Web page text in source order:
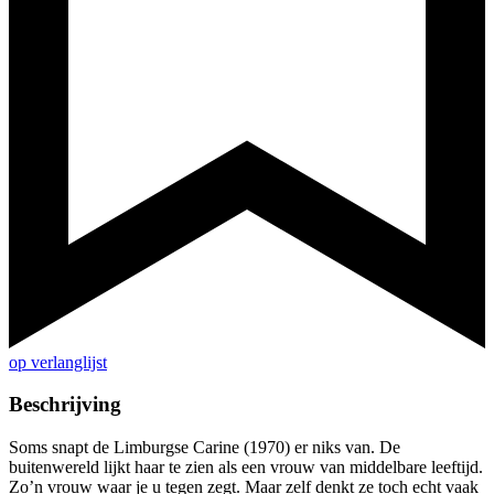
op verlanglijst
Beschrijving
Soms snapt de Limburgse Carine (1970) er niks van. De
buitenwereld lijkt haar te zien als een vrouw van middelbare leeftijd.
Zo’n vrouw waar je u tegen zegt. Maar zelf denkt ze toch echt vaak